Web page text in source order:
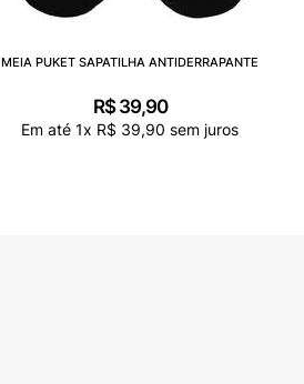
MEIA PUKET SAPATILHA ANTIDERRAPANTE
R$ 39,90
Em até 1x R$ 39,90 sem juros